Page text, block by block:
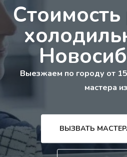
Выезжаем по городу от
мастера
ВЫЗВАТЬ